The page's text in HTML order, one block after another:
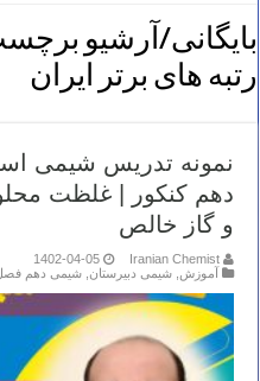
بایگانی/آرشیو
رتبه های برتر ایران
دهم کنکور | غلظت
و گاز خالص
Iranian Chemist
1402-04-05
آموزش شیمی دبیرستان شیمی دهم